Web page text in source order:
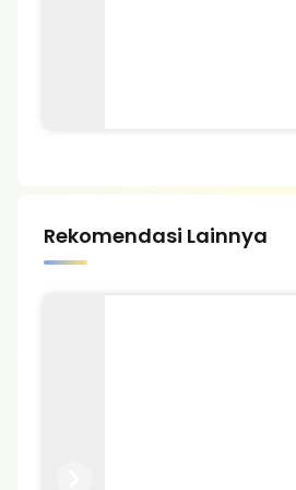
Rekomendasi Lainnya